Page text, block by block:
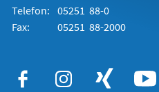
Telefon: 05251 88-0
Fax:
05251 88-2000